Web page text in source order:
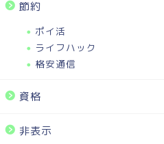
節約
ポイ活
ライフハック
格安通信
資格
非表示